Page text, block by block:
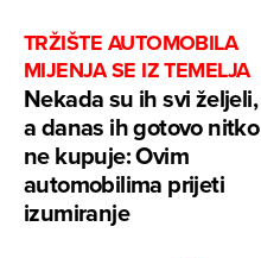
TRŽIŠTE AUTOMOBILA
MIJENJA SE IZ TEMELJA
Nekada su ih svi željeli,
a danas ih gotovo nitko
ne kupuje: Ovim
automobilima prijeti
izumiranje